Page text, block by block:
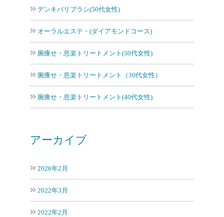
デンキバリブラシ(50代女性)
オーラルエステ・(ダイアモンドコース)
腕痩せ・息楽トリートメント(30代女性)
腕痩せ・息楽トリートメント（30代女性）
腕痩せ・息楽トリートメント(40代女性)
アーカイブ
2026年2月
2022年3月
2022年2月